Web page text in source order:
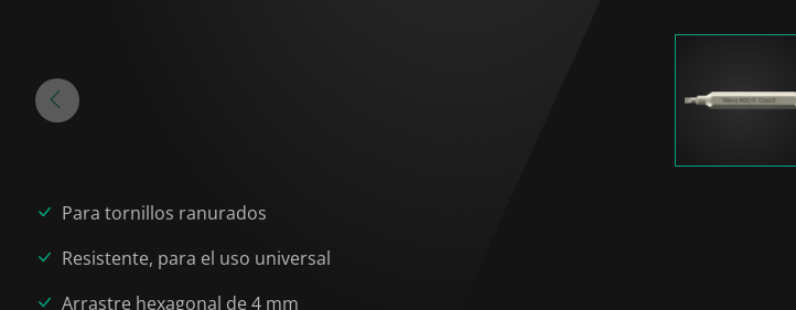
Para tornillos ranurados
Resistente, para el uso universal
Arrastre hexagonal de 4 mm